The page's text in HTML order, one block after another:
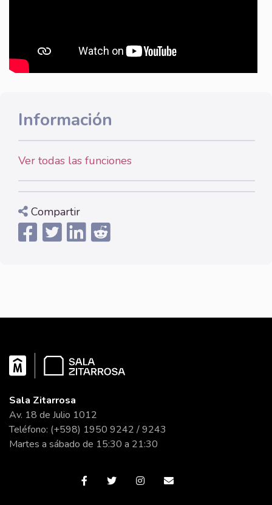
Información
Ver todas las funciones
Compartir
Sala Zitarrosa
Av. 18 de Julio 1012
Teléfono: (+598) 1950 9242 / 9243
Martes a sábado de 15:30 a 21:30